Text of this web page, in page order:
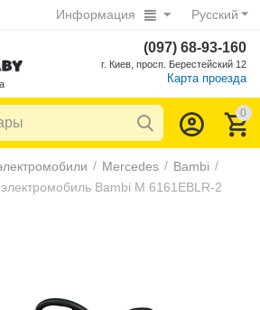
Русский
Информация
(097) 68-93-160
г. Киев, просп. Берестейский 12
Карта проезда
0
/ Mercedes / Bambi /
электромобиль Bambi M 6161EBLR-2